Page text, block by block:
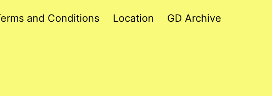
and Conditions Location GD Archive